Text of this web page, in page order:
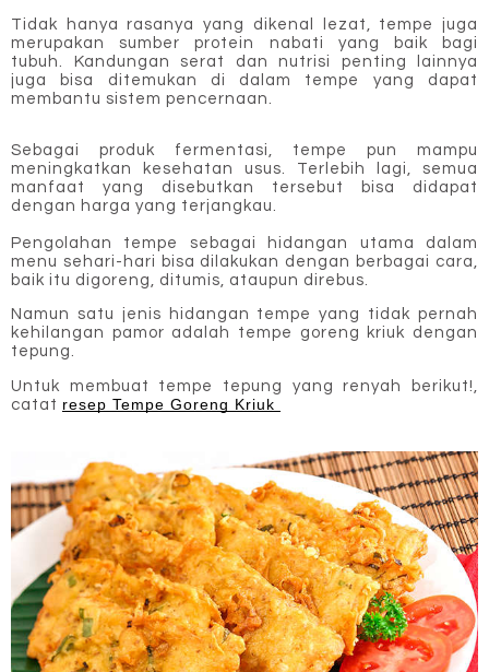
Tidak hanya rasanya yang dikenal lezat, tempe juga
merupakan sumber protein nabati yang baik bagi
tubuh.
Kandungan serat dan nutrisi penting lainnya
juga bisa ditemukan di dalam tempe yang dapat
membantu sistem pencernaan.
Sebagai produk fermentasi, tempe pun mampu
meningkatkan kesehatan usus. Terlebih lagi, semua
manfaat yang disebutkan tersebut bisa didapat
dengan harga yang terjangkau.
Pengolahan tempe sebagai hidangan utama dalam
menu sehari-hari bisa dilakukan dengan berbagai cara,
baik itu digoreng, ditumis, ataupun direbus.
Namun satu jenis hidangan tempe yang tidak pernah
kehilangan pamor adalah tempe goreng kriuk dengan
tepung.
Untuk membuat tempe tepung yang renyah berikut!,
catat resep Tempe Goreng Kriuk